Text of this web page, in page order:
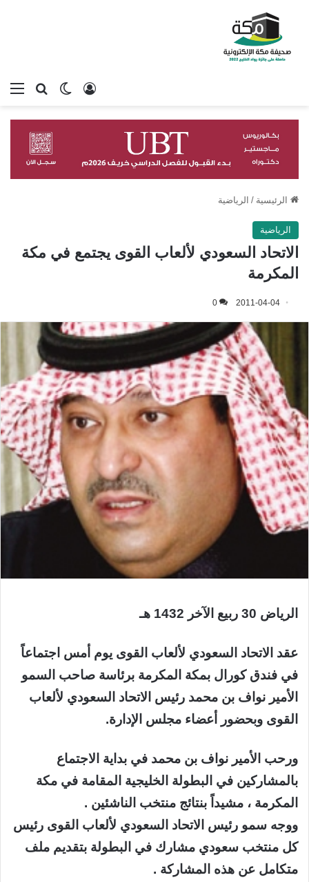
بحثالوضع
تسجيل الدخول
الرئيسية / الرياضية
الرياضية
الاتحاد السعودي لألعاب القوى يجتمع في مكة
المكرمة
2011-04-04
0
الرياض 30 ربيع الآخر 1432 هـ
عقد الاتحاد السعودي لألعاب القوى يوم أمس اجتماعاً
في فندق كورال بمكة المكرمة برئاسة صاحب السمو
الأمير نواف بن محمد رئيس الاتحاد السعودي لألعاب
القوى وبحضور أعضاء مجلس الإدارة.
ورحب الأمير نواف بن محمد في بداية الاجتماع
بالمشاركين في البطولة الخليجية المقامة في مكة
المكرمة ، مشيداً بنتائج منتخب الناشئين .
ووجه سمو رئيس الاتحاد السعودي لألعاب القوى رئيس
كل منتخب سعودي مشارك في البطولة بتقديم ملف
متكامل عن هذه المشاركة .